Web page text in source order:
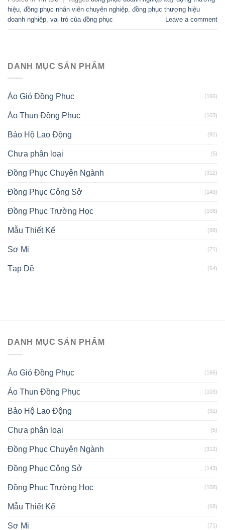
hiệu đồng phục nhân viên chuyên nghiệp đồng phục thương hiệu
doanh nghiệp vai trò của đồng phục Leave a comment
DANH MỤC SẢN PHẨM
Áo Gió Đồng Phục (166)
Áo Thun Đồng Phục (103)
Bảo Hộ Lao Động (91)
Chưa phân loại (5)
Đồng Phục Chuyên Ngành (312)
Đồng Phục Công Sở (143)
Đồng Phục Trường Học (108)
Mẫu Thiết Kế (68)
Sơ Mi (71)
Tạp Dề (64)
DANH MỤC SẢN PHẨM
Áo Gió Đồng Phục (166)
Áo Thun Đồng Phục (103)
Bảo Hộ Lao Động (91)
Chưa phân loại (5)
Đồng Phục Chuyên Ngành (312)
Đồng Phục Công Sở (143)
Đồng Phục Trường Học (108)
Mẫu Thiết Kế (68)
Sơ Mi (71)